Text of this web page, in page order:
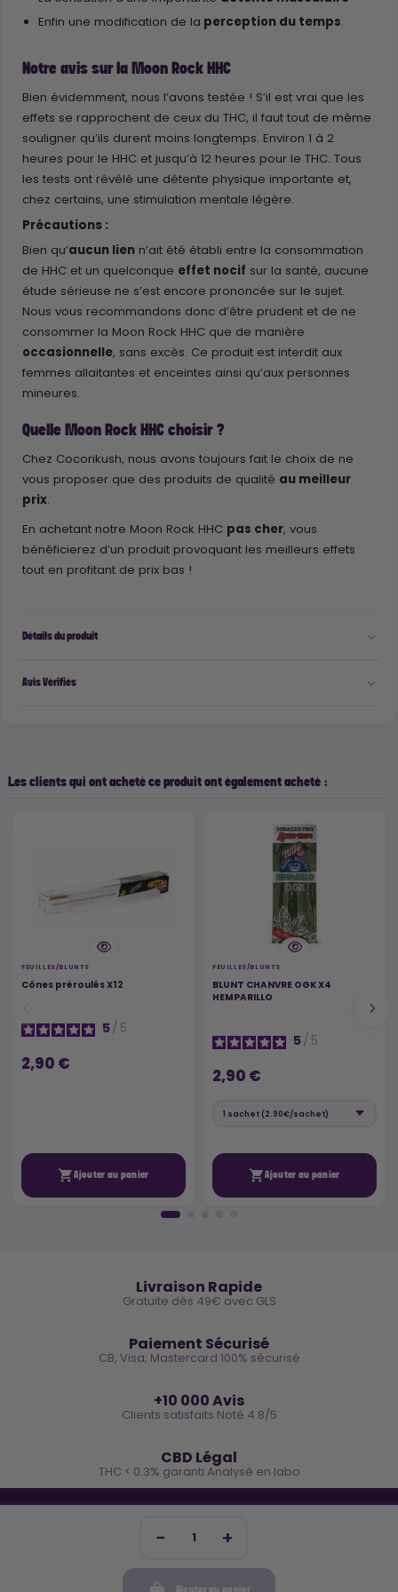
Enfin une modification de la perception du temps.
Notre avis sur la Moon Rock HHC
Bien évidemment, nous l’avons testée ! S’il est vrai que les
effets se rapprochent de ceux du THC, il faut tout de même
souligner qu’ils durent moins longtemps. Environ 1 à 2
heures pour le HHC et jusqu’à 12 heures pour le THC. Tous
les tests ont révélé une détente physique importante et,
chez certains, une stimulation mentale légère.
Précautions :
Bien qu’aucun lien n’ait été établi entre la consommation
de HHC et un quelconque effet nocif sur la santé, aucune
étude sérieuse ne s’est encore prononcée sur le sujet.
Nous vous recommandons donc d’être prudent et de ne
consommer la Moon Rock HHC que de manière
occasionnelle, sans excès. Ce produit est interdit aux
femmes allaitantes et enceintes ainsi qu’aux personnes
mineures.
Quelle Moon Rock HHC choisir ?
Chez Cocorikush, nous avons toujours fait le choix de ne
vous proposer que des produits de qualité au meilleur
prix.
En achetant notre Moon Rock HHC pas cher, vous
bénéficierez d’un produit provoquant les meilleurs effets
tout en profitant de prix bas !
Détails du produit
Avis Vérifiés
Les clients qui ont acheté ce produit ont également acheté :
FEUILLES/BLUNTS
Cônes préroulés X12
5/ 5
2,90 €
Ajouter au panier
FEUILLES/BLUNTS
BLUNT CHANVRE OGK X4
HEMPARILLO
5/ 5
2,90 €
Ajouter au panier
Livraison Rapide
Gratuite dès 49€ avec GLS
Paiement Sécurisé
CB, Visa, Mastercard 100% sécurisé
+10 000 Avis
Clients satisfaits Noté 4.8/5
CBD Légal
THC < 0.3% garanti Analysé en labo
Inscris-toi et reçois -10€ sur ta prochaine commande